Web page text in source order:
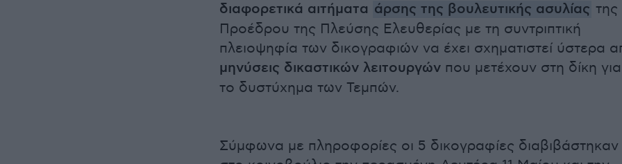
διαφορετικά αιτήματα άρσης της βουλευτικής ασυλίας της
Προέδρου της Πλεύσης Ελευθερίας με τη συντριπτική
πλειοψηφία των δικογραφιών να έχει σχηματιστεί ύστερα
μηνύσεις δικαστικών λειτουργών που μετέχουν στη δίκη για
το δυστύχημα των Τεμπών.
Σύμφωνα με πληροφορίες οι 5 δικογραφίες διαβιβάστηκαν